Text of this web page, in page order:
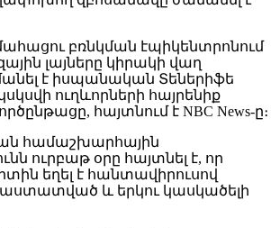
բռնկման էպիկենտրոնում
լայները կիրակի վաղ
է իսպանական Տեներիֆե
ուղևորների հայրենիք
հայտնում է NBC News-ը։
համաշխարհային
ուրբաթ օրը հայտնել է, որ
եղել է հանտավիրուսով
և երկու կասկածելի